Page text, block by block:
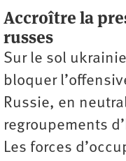
Accroître la
russes
Sur le sol
bloquer
Russie, en
regroupements
Les forces